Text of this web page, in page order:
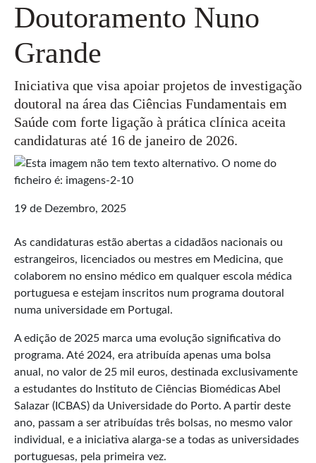
Doutoramento Nuno
Grande
Iniciativa que visa apoiar projetos de investigação
doutoral na área das Ciências Fundamentais em
Saúde com forte ligação à prática clínica aceita
candidaturas até 16 de janeiro de 2026.
19 de Dezembro, 2025
As candidaturas estão abertas a cidadãos nacionais ou
estrangeiros, licenciados ou mestres em Medicina, que
colaborem no ensino médico em qualquer escola médica
portuguesa e estejam inscritos num programa doutoral
numa universidade em Portugal.
A edição de 2025 marca uma evolução significativa do
programa. Até 2024, era atribuída apenas uma bolsa
anual, no valor de 25 mil euros, destinada exclusivamente
a estudantes do Instituto de Ciências Biomédicas Abel
Salazar (ICBAS) da Universidade do Porto. A partir deste
ano, passam a ser atribuídas três bolsas, no mesmo valor
individual, e a iniciativa alarga-se a todas as universidades
portuguesas, pela primeira vez.